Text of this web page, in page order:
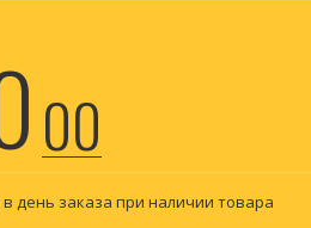
00
день заказа при наличии товара